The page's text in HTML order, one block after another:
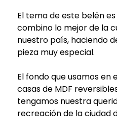
El tema de este belén
combino lo mejor de la
nuestro país, haciendo
pieza muy especial.
El fondo que usamos en
casas de MDF
tengamos nuestra
recreación de la ciudad